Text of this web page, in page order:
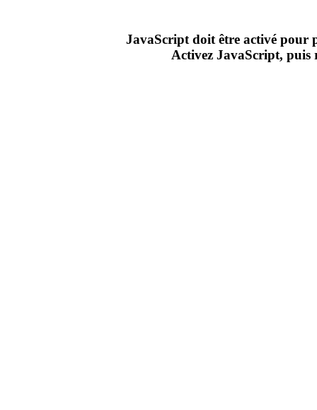
JavaScript doit être activé pour
Activez JavaScript, puis